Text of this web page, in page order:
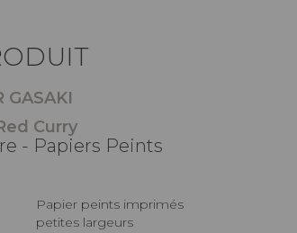
GASAKI
Curry
- Papiers Peints
Papier peints imprimés
petites largeurs